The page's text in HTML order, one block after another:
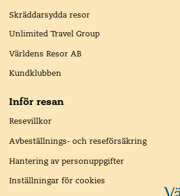
Skräddarsydda resor
Unlimited Travel Group
Världens Resor AB
Kundklubben
Inför resan
Resevillkor
Avbeställnings- och reseförsäkring
Hantering av personuppgifter
Inställningar för cookies